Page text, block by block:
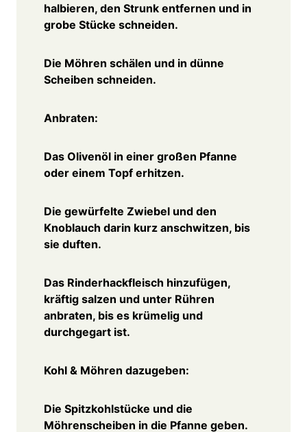
halbieren, den Strunk entfernen und in
grobe Stücke schneiden.
Die Möhren schälen und in dünne
Scheiben schneiden.
Anbraten:
Das Olivenöl in einer großen Pfanne
oder einem Topf erhitzen.
Die gewürfelte Zwiebel und den
Knoblauch darin kurz anschwitzen, bis
sie duften.
Das Rinderhackfleisch hinzufügen,
kräftig salzen und unter Rühren
anbraten, bis es krümelig und
durchgegart ist.
Kohl & Möhren dazugeben:
Die Spitzkohlstücke und die
Möhrenscheiben in die Pfanne geben.